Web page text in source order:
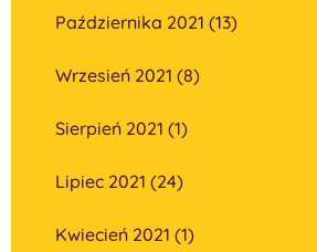
Października 2021 (13)
Wrzesień 2021 (8)
Sierpień 2021 (1)
Lipiec 2021 (24)
Kwiecień 2021 (1)